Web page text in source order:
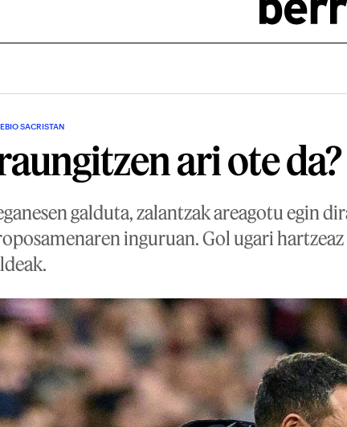
SACRISTAN
ari ote da?
galduta, zalantzak areagotu egin
inguruan. Gol ugari